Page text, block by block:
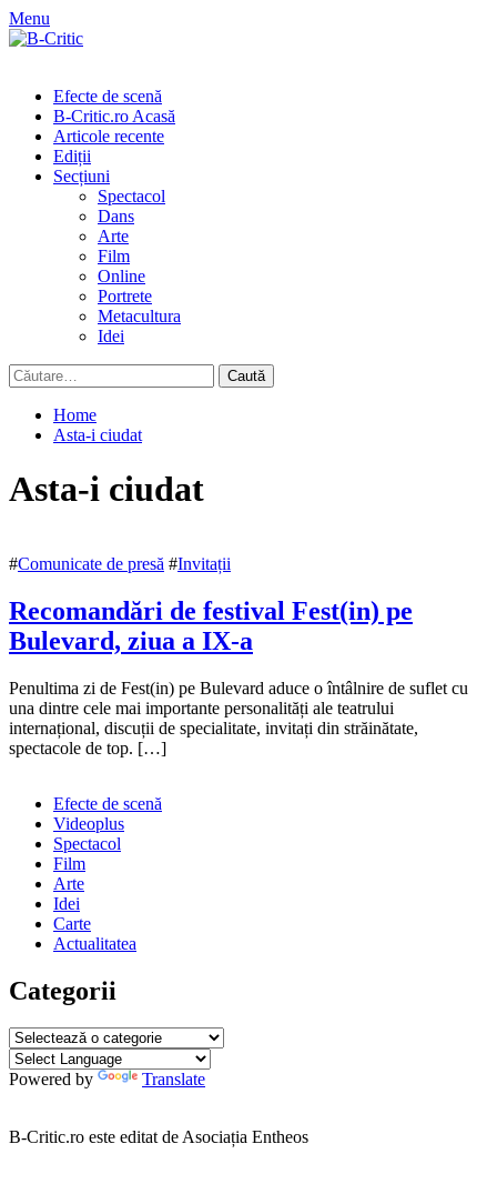
Skip
to
Menu
Menu
Efecte de scenă
B-Critic.ro Acasă
Articole recente
Ediții
Secțiuni
Spectacol
Dans
Arte
Film
Online
Portrete
Metacultura
Idei
Caută
după:
Home
Asta-i ciudat
Asta-i ciudat
#Comunicate de presă #Invitații
Recomandări de festival Fest(in) pe
Bulevard, ziua a IX-a
21
octombrie
201821
octombrie
Penultima zi de Fest(in) pe Bulevard aduce o întâlnire de suflet cu
una dintre cele mai importante personalități ale teatrului
internațional, discuții de specialitate, invitați din străinătate,
spectacole de top. […]
Efecte de scenă
Videoplus
Spectacol
Film
Arte
Idei
Carte
Actualitatea
Categorii
Categorii
Powered by Translate
B-Critic.ro este editat de Asociația Entheos